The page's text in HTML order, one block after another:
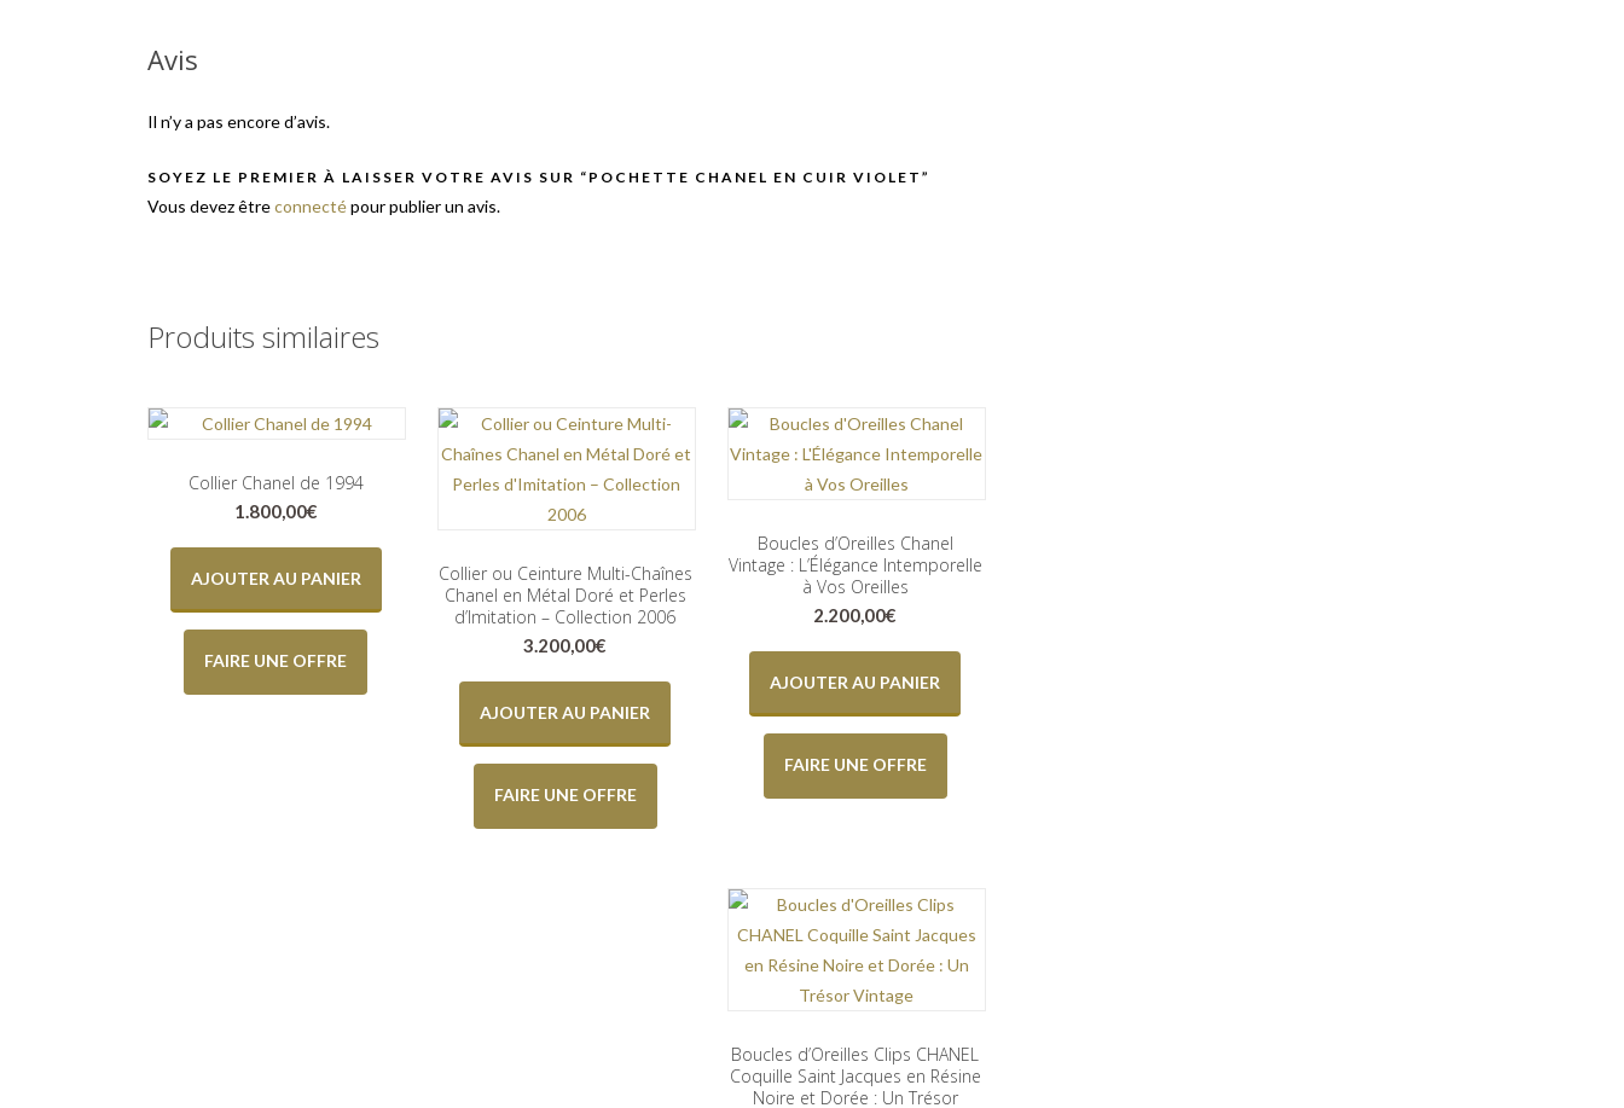
Avis
Il n’y a pas encore d’avis.
SOYEZ LE PREMIER À LAISSER VOTRE AVIS SUR “POCHETTE CHANEL EN CUIR VIOLET”
Vous devez êtreconnectépour publier un avis.
Produits similaires
Collier Chanel de 1994
1.800,00€
AJOUTER AU PANIER
FAIRE UNE OFFRE
Collier ou Ceinture Multi-Chaînes
Chanel en Métal Doré et Perles
d’Imitation – Collection 2006
3.200,00€
AJOUTER AU PANIER
FAIRE UNE OFFRE
Boucles d’Oreilles Chanel
Vintage : L’Élégance Intemporelle
à Vos Oreilles
2.200,00€
AJOUTER AU PANIER
FAIRE UNE OFFRE
Boucles d’Oreilles Clips CHANEL
Coquille Saint Jacques en Résine
Noire et Dorée : Un Trésor